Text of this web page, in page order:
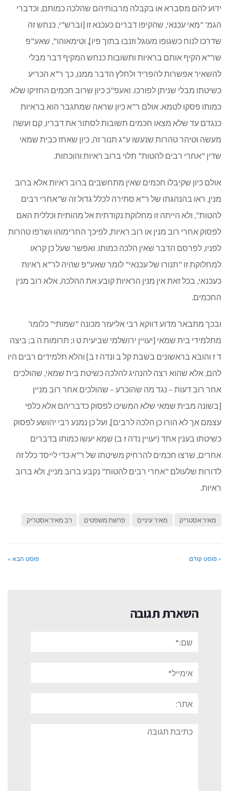
ידוע להם מסברא או בקבלה מרבותיהם שהלכה כמותם, וכדברי
הגמ' "מאי עכנאי, שהקיפו דברים כעכנא זו [וברש"י, כנחש זה
שדרכו לנוח כשגופו מעוגל וזנבו בתוך פיו], וטימאוהו", שאע"פ
שר"א הקיף אותם בראיות ותשובות כנחש המקיף דבר מבלי
להשאיר אפשרות להפריד ולחלץ הדבר ממנו, כך ר"א הכריע
כשיטתו מבלי שניתן לפורכו. ואעפ"כ כיון שרוב חכמים החזיקו שלא
כמותו פסקו לטמא. אולם ר"א כיון שראה שמתגבר הוא בראיות
כנגדם עד שלא מצאו חכמים תשובות לסתור את דבריו, קם ועשה
מעשה וטיהר טהרות שנעשו ע"ג תנור זה, כיון שאחז כבית שמאי
שדין "אחרי רבים להטות" תלוי ברוב ראיות והוכחות.
אולם כיון שקיבלו חכמים שאין מתחשבים ברוב ראיות אלא ברוב
מנין, ראו בהנהגתו של ר"א סתירה לכלל גדול זה ש"אחרי רבים
להטות", ולא הייתה זו מחלוקת נקודתית אל מהותית וכללית האם
לפסוק אחרי רוב מנין או רוב ראיות, לפיכך החרימוהו ושרפו טהרות
לפניו, לפרסם הדבר שאין הלכה כמותו. ואפשר שעל כן קראו
למחלוקת זו "תנורו של עכנאי" לומר שאע"פ שהיה לר"א ראיות
כעכנאי, בכל זאת אין מנין הראיות קובע את ההלכה, אלא רוב מנין
החכמים.
ובכך מתבאר מדוע דווקא רבי אליעזר מכונה "שמותי" כלומר
מתלמידי בית שמאי [יעויין ירושלמי שביעית ט ו; תרומות ה ב; ביצה
ד ז והובא בראשונים בשבת קל ב ונדה ז ב] והלא תלמידים רבים היו
להם, אלא שהוא רצה להנהיג להלכה כשיטת בית שמאי, שהולכים
אחר רוב דעות – נגד מה שהוכרע – שהולכים אחר רוב מניין
[בשונה מבית שמאי שלא המשיכו לפסוק כדבריהם אלא כלפי
עצמם אך לא הורו כן הלכה לרבים], ועל כן נמנע רבי יהושע לפסוק
כשיטתו בענין אחד (יעויין נדה ז ב) שמא יעשו כמותו בדברים
אחרים, שרצו חכמים להרחיק משיטתו של ר"א כדי לייסד כלל זה
לדורות שלעולם "אחרי רבים להטות" נקבע ברוב מניין, ולא ברוב
ראיות.
מאיר אסטריק מאיר עיניים פרשת משפטים רב מאיר אסטריק
« פוסט קודם פוסט הבא »
השארת תגובה
תגובה